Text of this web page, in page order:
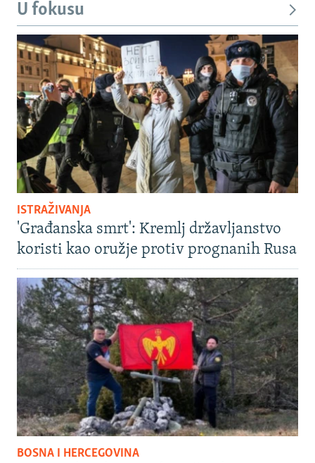
U fokusu
ISTRAŽIVANJA
'Građanska smrt': Kremlj državljanstvo
koristi kao oružje protiv prognanih Rusa
BOSNA I HERCEGOVINA